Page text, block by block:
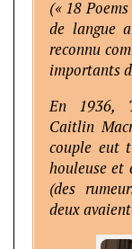
(« 18
de langue
reconnu
importants
En 1936,
Caitlin
couple eut
houleuse et
(des
deux